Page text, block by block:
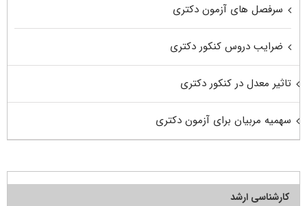
سرفصل های آزمون دکتری
ضرایب دروس کنکور دکتری
تاثیر معدل در کنکور دکتری
سهمیه مربیان برای آزمون دکتری
کارشناسی ارشد